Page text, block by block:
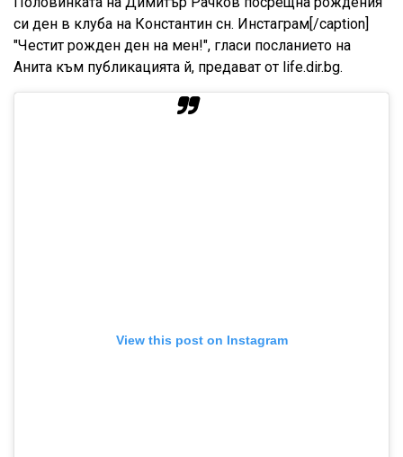
си ден в клуба на Константин сн. Инстаграм[/caption]
"Честит рожден ден на мен!", гласи посланието на
Анита към публикацията й, предават от life.dir.bg.
View this post on Instagram